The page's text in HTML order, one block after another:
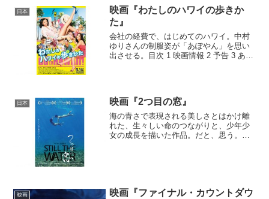
日本
映画『わたしのハワイの歩きか
た』
会社の経費で、はじめてのハワイ。中村
ゆりさんの制服姿が「あぽやん」を思い
出させる。目次 1 映画情報 2 予告 3 あら
日本 映画『2つ目の窓』
海の青さで表現される美しさとはかけ離
れた、生々しい命のつながりと、少年少
女の成長を描いた作品。だと、思う。た
映画
映画『ファイナル・カウントダウ